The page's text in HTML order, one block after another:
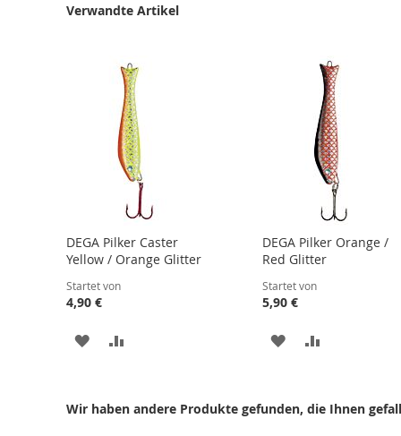
Verwandte Artikel
DEGA Pilker Caster
Yellow / Orange Glitter
Startet von
4,90 €
ZUR
HINZUFÜGENHINZUFÜGEN
DEGA Pilker Orange /
Red Glitter
Startet von
5,90 €
ZUR
HINZUFÜGENHINZUFÜGEN
Wir haben andere Produkte gefunden, die Ihnen